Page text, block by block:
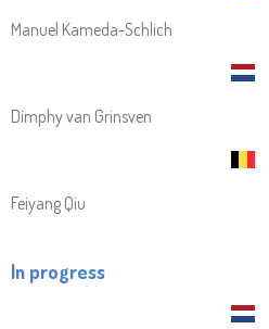
Manuel Kameda-Schlich
Dimphy van Grinsven
Feiyang Qiu
In progress